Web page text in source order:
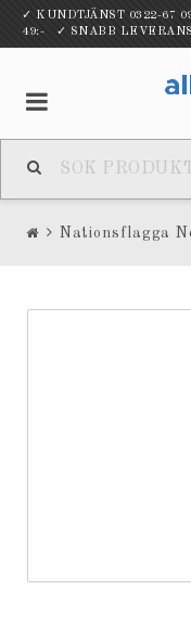
✓ KUNDTJÄNST 0322-67
49:- ✓ SNABB
Nationsflagga